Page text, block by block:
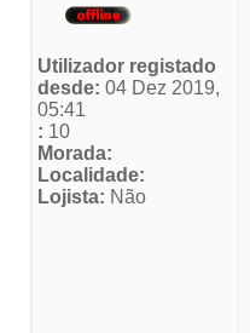
Utilizador registado
desde: 04 Dez 2019,
05:41
: 10
Morada:
Localidade:
Lojista: Não